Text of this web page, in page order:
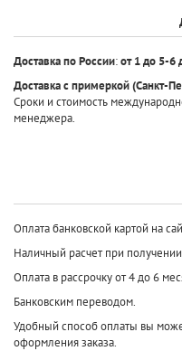
Доставка по России:от 1 до 5-6
Доставка с примеркой(Санкт-
Сроки и стоимость
менеджера.
Оплата банковской картой на
Наличный расчет при
Оплата в рассрочку от 4 до 6
Банковским переводом.
Удобный способ оплаты вы
оформления заказа.